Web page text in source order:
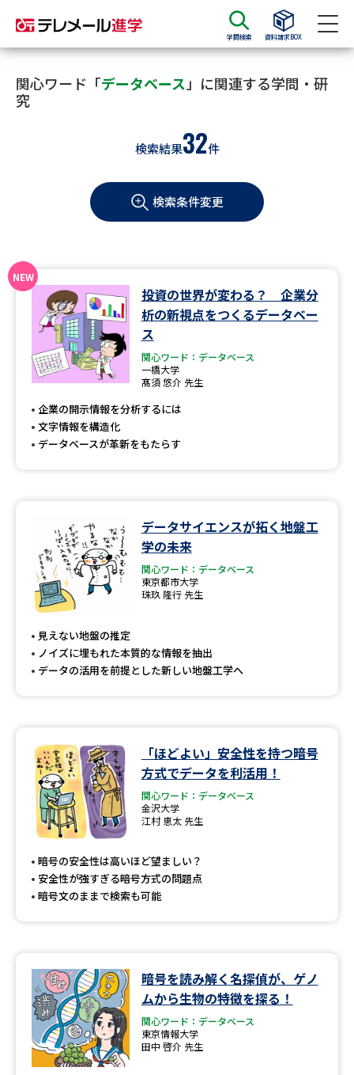
学問検索 資料請求BOX
資料請求 資料検索
大学・短大の資料種類から請求
学部・学科パンフ
総合型選抜・学校推薦型選抜 募
大学入学共通テスト利用選抜の
過去問題集
大学・短大以外の資料から請求
専門学校の資料請求 大学院の資料請求
大学入学共通テスト「受験案
大学入学共通テスト「受験上の
配慮案内」の請求
高等学校（情報）教員資格認定
大学研究
大学で学べる内容や特徴を調べる
データサイエンス特集
デジタルパンフレット
新学年スタート号特集ページ
（高3生用）
新学年スタート号特集ページ
SELFBRAND特集ページ
来場型・Web型イベント特集 夢ナビライブ
受験準備
関心ワード「データベース 」に関連する学問・研
究
検索結果32件
検索条件変更
投資の世界が変わる？ 企業分
析の新視点をつくるデータベー
ス
関心ワード：データベース
一橋大学
髙須 悠介 先生
企業の開示情報を分析するには
文字情報を構造化
データベースが革新をもたらす
データサイエンスが拓く地盤工
学の未来
関心ワード：データベース
東京都市大学
珠玖 隆行 先生
見えない地盤の推定
ノイズに埋もれた本質的な情報を抽出
データの活用を前提とした新しい地盤工学へ
「ほどよい」安全性を持つ暗号
方式でデータを利活用！
関心ワード：データベース
金沢大学
江村 恵太 先生
暗号の安全性は高いほど望ましい？
安全性が強すぎる暗号方式の問題点
暗号文のままで検索も可能
暗号を読み解く名探偵が、ゲノ
ムから生物の特徴を探る！
関心ワード：データベース
東京情報大学
田中 啓介 先生